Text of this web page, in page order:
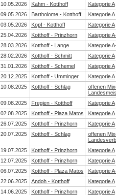
10.05.2026
Kahm - Kotthoff
Kategorie A
09.05.2026
Bartholome - Kotthoff
Kategorie A
03.05.2026
Kopf - Kotthoff
Kategorie A
25.04.2026
Kotthoff - Prinzhorn
Kategorie
28.03.2026
Kotthoff - Lange
Kategorie
28.02.2026
Kotthoff - Schmitt
Kategorie A
31.01.2026
Kotthoff - Schemel
Kategorie A
20.12.2025
Kotthoff - Umminger
Kategorie A
10.08.2025
Kotthoff - Schlag
offenen
09.08.2025
Fregien - Kotthoff
Kategorie A
02.08.2025
Kotthoff - Plaza Matos
Kategorie A
26.07.2025
Kotthoff - Prinzhorn
Kategorie A
20.07.2025
Kotthoff - Schlag
offenen
19.07.2025
Kotthoff - Prinzhorn
Kategorie A
12.07.2025
Kotthoff - Prinzhorn
Kategorie A
06.07.2025
Kotthoff - Plaza Matos
Kategorie
22.06.2025
Andoh - Kotthoff
Kategorie A
14.06.2025
Kotthoff - Prinzhorn
Kategorie A